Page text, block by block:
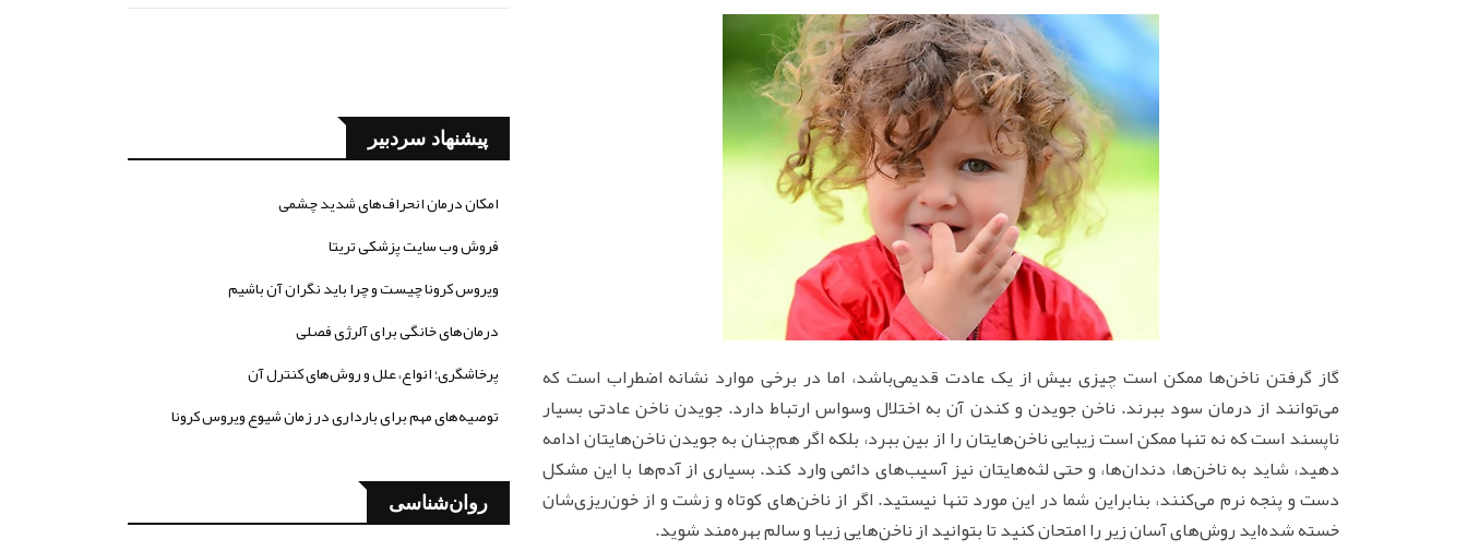
گاز گرفتن ناخن‌ها ممکن است چیزی بیش از یک عادت قدیمی‌باشد، اما در برخی موارد نشانه اضطراب است که
می‌توانند از درمان سود ببرند. ناخن جویدن و کندن آن به اختلال وسواس ارتباط دارد. جویدن ناخن عادتی بسیار
ناپسند است که نه تنها ممکن است زیبایی ناخن‌هایتان را از بین ببرد، بلکه اگر هم‌چنان به جویدن ناخن‌هایتان ادامه
دهید، شاید به ناخن‌ها، دندان‌ها، و حتی لثه‌هایتان نیز آسیب‌های دائمی وارد کند. بسیاری از آدم‌ها با این مشکل
دست و پنجه نرم می‌کنند، بنابراین شما در این مورد تنها نیستید. اگر از ناخن‌های کوتاه و زشت و از خون‌ریزی‌شان
خسته شده‌اید روش‌های آسان زیر را امتحان کنید تا بتوانید از ناخن‌هایی زیبا و سالم بهره‌مند شوید.
پیشنهاد سردبیر
امکان درمان انحراف‌های شدید چشمی
فروش وب سایت پزشکی تریتا
ویروس کرونا چیست و چرا باید نگران آن باشیم
درمان‌های خانگی برای آلرژی فصلی
پرخاشگری؛ انواع، علل و روش‌های کنترل آن
توصیه‌های مهم برای بارداری در زمان شیوع ویروس کرونا
روان‌شناسی